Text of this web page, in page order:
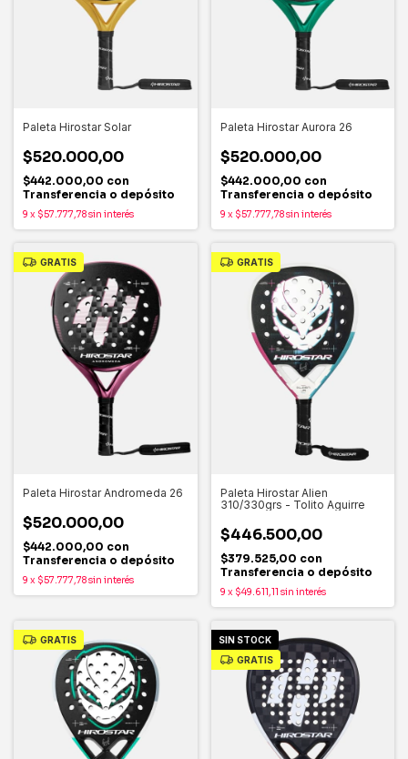
Paleta Hirostar Solar
$520.000,00
$442.000,00 con
Transferencia o depósito
9 x $57.777,78sin interés
Paleta Hirostar Aurora 26
$520.000,00
$442.000,00 con
Transferencia o depósito
9 x $57.777,78sin interés
GRATIS
Paleta Hirostar Andromeda 26
$520.000,00
$442.000,00 con
Transferencia o depósito
9 x $57.777,78sin interés
GRATIS
Paleta Hirostar Alien
310/330grs - Tolito Aguirre
$446.500,00
$379.525,00 con
Transferencia o depósito
9 x $49.611,11 sin interés
GRATIS
SIN STOCK
GRATIS